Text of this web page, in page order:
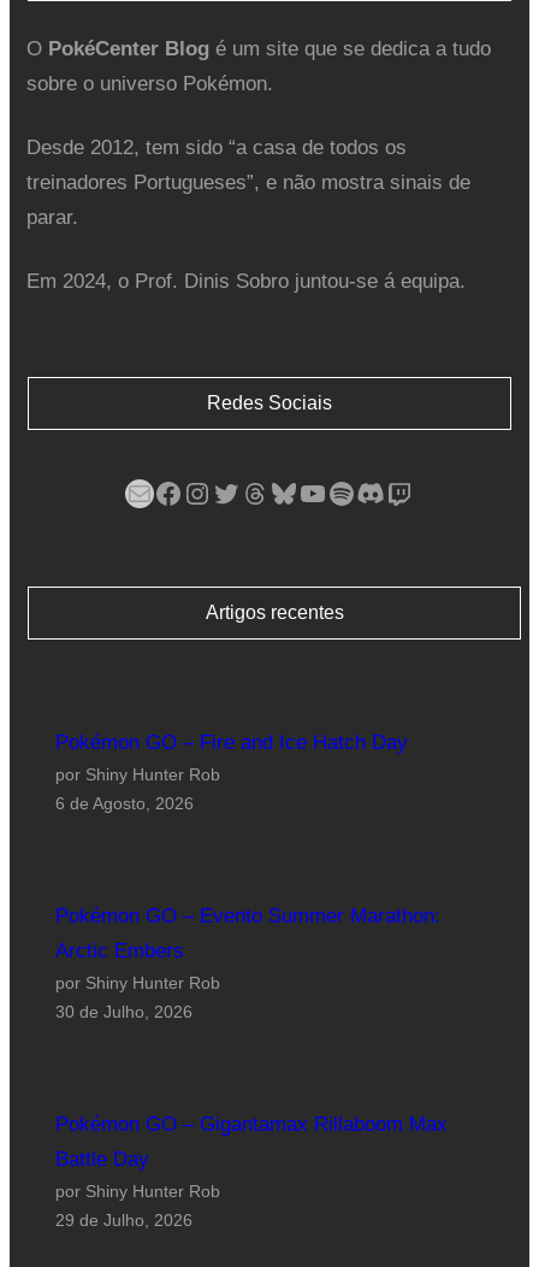
O PokéCenter Blogé um site que se dedica a tudo
sobre o universo Pokémon.
Desde 2012, tem sido “a casa de todos os
treinadores Portugueses”, e não mostra sinais de
parar.
Em 2024, o Prof. Dinis Sobro juntou-se á equipa.
Redes Sociais
Mail Facebook Instagram Twitter Threads Bluesky YouTube Spotify Discord Twitch
Artigos recentes
Pokémon GO – Fire and Ice Hatch Day
por Shiny Hunter Rob
6 de Agosto, 2026
Pokémon GO – Evento Summer Marathon:
Arctic Embers
por Shiny Hunter Rob
30 de Julho, 2026
Pokémon GO – Gigantamax Rillaboom Max
Battle Day
por Shiny Hunter Rob
29 de Julho, 2026